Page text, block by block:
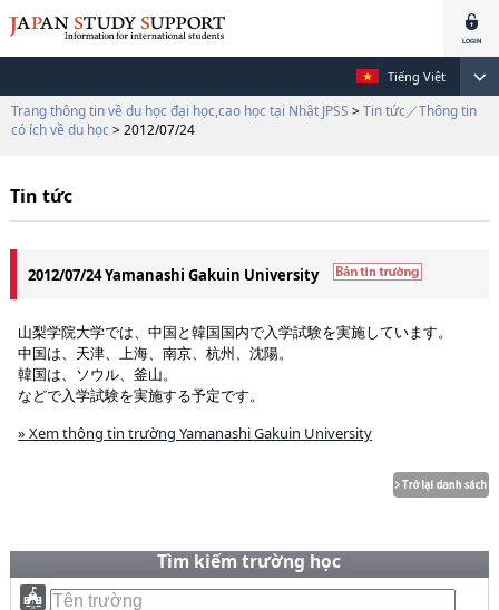
Tiếng Việt
Trang thông tin về du học đại học,cao học tại Nhật JPSS > Tin tức／Thông tin
có ích về du học > 2012/07/24
Tin tức
2012/07/24 Yamanashi Gakuin University
山梨学院大学では、中国と韓国国内で入学試験を実施しています。
中国は、天津、上海、南京、杭州、沈陽。
韓国は、ソウル、釜山。
などで入学試験を実施する予定です。
» Xem thông tin trường Yamanashi Gakuin University
Tìm kiếm trường học